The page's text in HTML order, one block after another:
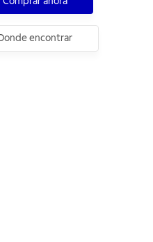
Donde encontrar